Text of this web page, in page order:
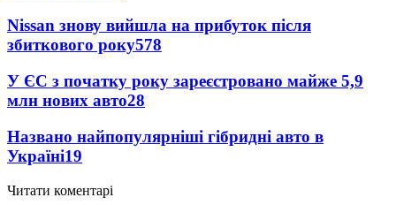
Nissan знову вийшла на прибуток після
збиткового року578
У ЄС з початку року зареєстровано майже 5,9
млн нових авто28
Названо найпопулярніші гібридні авто в
Україні19
Читати коментарі